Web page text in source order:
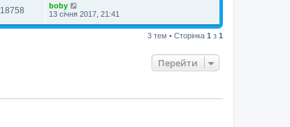
18758
boby
13 січня 2017, 21:41
3 тем • Сторінка 1 з 1
Перейти